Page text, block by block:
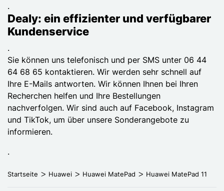
.
Dealy: ein effizienter und verfügbarer
Kundenservice
.
Sie können uns telefonisch und per SMS unter 06 44
64 68 65 kontaktieren. Wir werden sehr schnell auf
Ihre E-Mails antworten. Wir können Ihnen bei Ihren
Recherchen helfen und Ihre Bestellungen
nachverfolgen. Wir sind auch auf Facebook, Instagram
und TikTok, um über unsere Sonderangebote zu
informieren.
.
Startseite Huawei Huawei MatePad Huawei MatePad 11